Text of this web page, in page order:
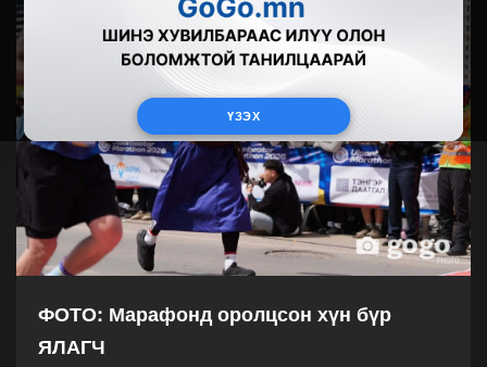
ҮЗЭХ
ФОТО: Марафонд оролцсон хүн бүр
ЯЛАГЧ